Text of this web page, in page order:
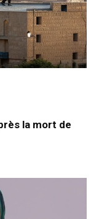
la mort de